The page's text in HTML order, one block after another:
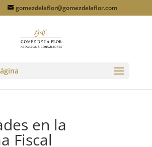
gomezdelaflor@gomezdelaflor.com
en la
Fiscal